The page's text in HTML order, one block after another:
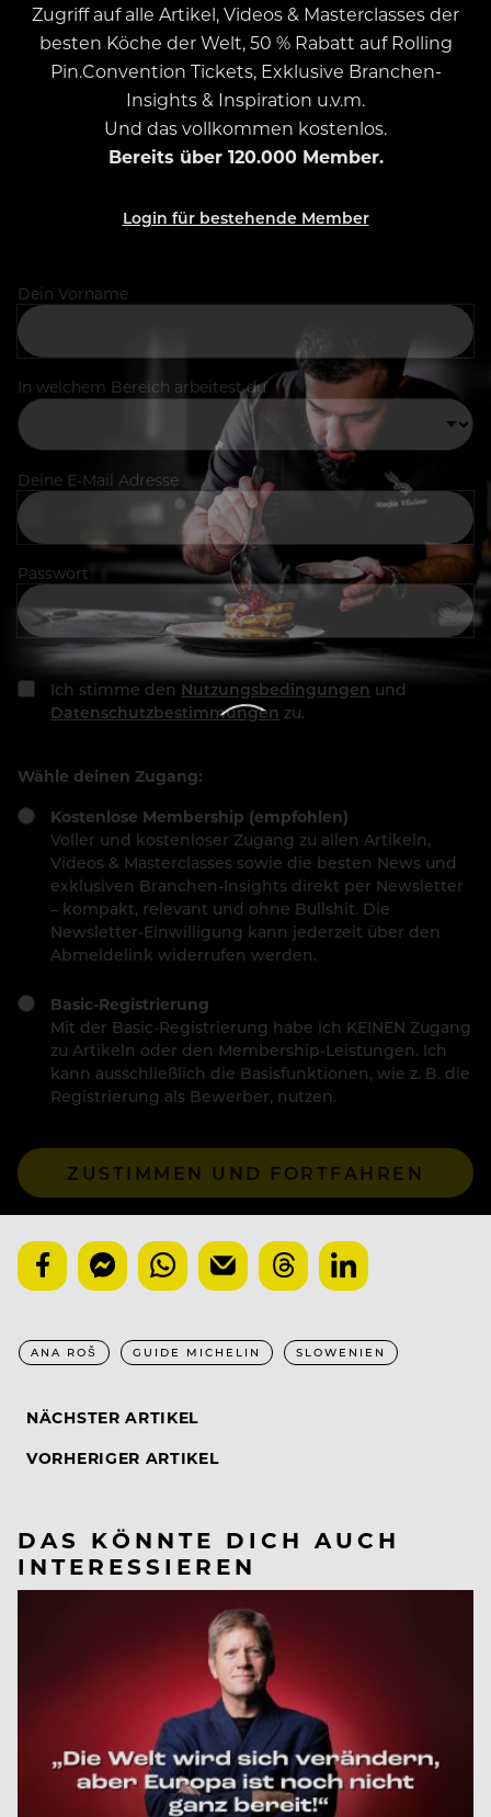
Zugriff auf alle Artikel, Videos & Masterclasses der
besten Köche der Welt, 50 % Rabatt auf Rolling
Pin.Convention Tickets, Exklusive Branchen-
Insights & Inspiration u.v.m.
Und das vollkommen kostenlos.
Bereits über 120.000 Member.
Login für bestehende Member
Dein Vorname
In welchem Bereich arbeitest du
Deine E-Mail Adresse
Passwort
Ich stimme den Nutzungsbedingungen und
Datenschutzbestimmungen zu.
Wähle deinen Zugang:
Kostenlose Membership (empfohlen)
Voller und kostenloser Zugang zu allen Artikeln,
Videos & Masterclasses sowie die besten News und
exklusiven Branchen-Insights direkt per Newsletter
– kompakt, relevant und ohne Bullshit. Die
Newsletter-Einwilligung kann jederzeit über den
Abmeldelink widerrufen werden.
Basic-Registrierung
Mit der Basic-Registrierung habe ich KEINEN Zugang
zu Artikeln oder den Membership-Leistungen. Ich
kann ausschließlich die Basisfunktionen, wie z. B. die
Registrierung als Bewerber, nutzen.
ZUSTIMMEN UND FORTFAHREN
ANA ROŠ GUIDE MICHELIN SLOWENIEN
NÄCHSTER ARTIKEL
VORHERIGER ARTIKEL
DAS KÖNNTE DICH AUCH
INTERESSIEREN